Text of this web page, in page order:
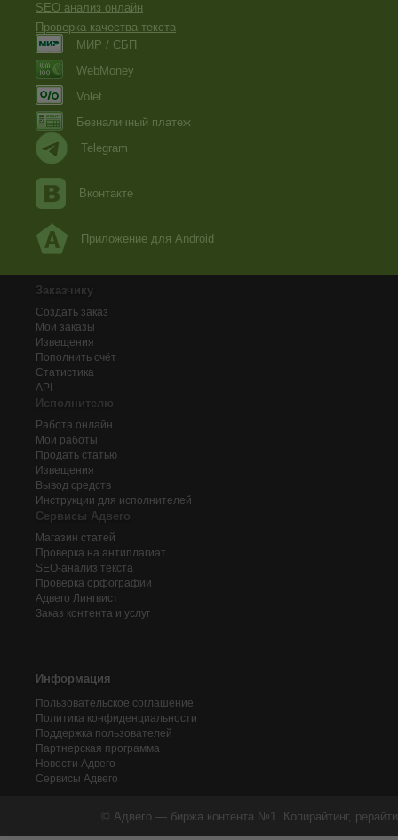
SEO анализ онлайн
Проверка качества текста
МИР / СБП
WebMoney
Volet
Безналичный платеж
Telegram
Вконтакте
Приложение для Android
Заказчику
Создать заказ
Мои заказы
Извещения
Пополнить счёт
Статистика
API
Исполнителю
Работа онлайн
Мои работы
Продать статью
Извещения
Вывод средств
Инструкции для исполнителей
Сервисы Адвего
Магазин статей
Проверка на антиплагиат
SEO-анализ текста
Проверка орфографии
Адвего Лингвист
Заказ контента и услуг
Информация
Пользовательское соглашение
Политика конфиденциальности
Поддержка пользователей
Партнерская программа
Новости Адвего
Сервисы Адвего
© Адвего — биржа контента №1. Копирайтинг,